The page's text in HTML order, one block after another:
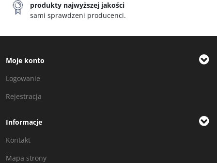
produkty najwyższej jakości
sami sprawdzeni producenci.
Moje konto
Logowanie
Rejestracja
Informacje
Kontakt
Mapa strony